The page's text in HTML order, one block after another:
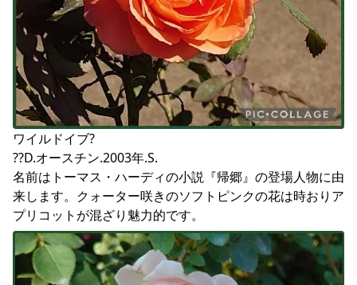
ワイルドイブ?
??D.オースチン.2003年.S.
名前はトーマス・ハーディの小説『帰郷』の登場人物に由
来します。クォーター咲きのソフトピンクの花は時おりア
プリコットが混ざり魅力的です。